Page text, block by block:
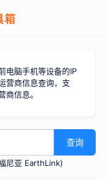
电脑手机等设备的IP
营商信息查询，支
商信息。
查询
尼亚 EarthLink)